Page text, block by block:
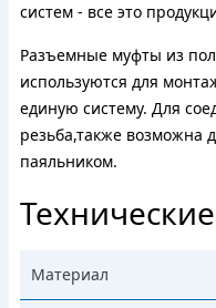
систем - все это
Разъемные муфты из
используются для
единую систему. Для
резьба,также возможна
паяльником.
Материал